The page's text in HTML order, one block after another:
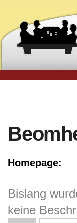
Homepage:
Bislang
keine